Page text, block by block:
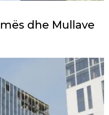
dhe Mullave